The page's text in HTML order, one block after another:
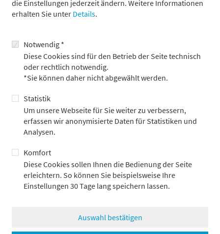
die Einstellungen jederzeit ändern. Weitere Informationen
erhalten Sie unter Details.
Notwendig *
Diese Cookies sind für den Betrieb der Seite technisch
oder rechtlich notwendig.
*Sie können daher nicht abgewählt werden.
Statistik
Um unsere Webseite für Sie weiter zu verbessern,
erfassen wir anonymisierte Daten für Statistiken und
Analysen.
Komfort
Diese Cookies sollen Ihnen die Bedienung der Seite
erleichtern. So können Sie beispielsweise Ihre
Einstellungen 30 Tage lang speichern lassen.
Auswahl bestätigen
auszubauen. Wir streben danach, unseren Kunden stets
sichere, effiziente und zukunftsorientierte Lösungen zu bieten
Office des Bankhauses Metzler.
Über das Bankhaus Metzler
Das Bankhaus Metzler hat im Jahr 2022 das Digital Assets Office
gegründet, welches sich mit sämtlichen Themen rund um das
digitale Ökosystem befasst: Dem regulatorischen Rahmenwerk,
der voranschreitenden Tokenisierung von Wertpapieren auf
Infrastruktur und dem digitalen Zentralbankgeld, welches vor
allem für die Abwicklung auf der Geldseite erforderlich ist.
Als erste Bank in Deutschland hat Metzler im September 2023
erfolgreich einen tokenisierten Fondsanteil emittiert und
mit Union Investment und der DZ Bank, durchgeführt.